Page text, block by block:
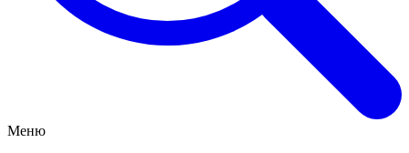
Меню